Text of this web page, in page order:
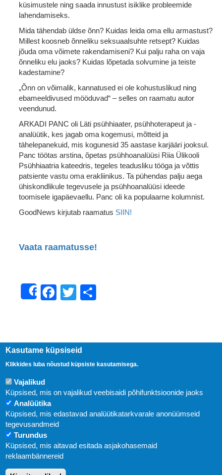
küsimustele ning saada innustust isiklike probleemide
lahendamiseks.
Mida tähendab üldse õnn? Kuidas leida oma ellu armastust?
Millest koosneb õnneliku seksuaalsuhte retsept? Kuidas
jõuda oma võimete rakendamiseni? Kui palju raha on vaja
õnneliku elu jaoks? Kuidas lõpetada solvumine ja teiste
kadestamine?
„Õnn on võimalik, kannatused ei ole kohustuslikud ning
ebameeldivused mööduvad“ – selles on raamatu autor
veendunud.
ARKADI PANC oli Läti psühhiaater, psühhoterapeut ja -
analüütik, kes jagab oma kogemusi, mõtteid ja
tähelepanekuid, mis kogunesid 35 aastase karjääri jooksul.
Panc töötas arstina, õpetas psühhoanalüüsi Riia Ülikooli
Psühhiaatria kateedris, tegeles teadusliku tööga ja võttis
patsiente vastu oma erakliinikus. Ta pühendas palju aega
ühiskondlikule tegevusele ja psühhoanalüüsi ideede
toomisele igapäevaellu. Panc oli ka populaarne kolumnist.
GoodNews kirjutab raamatus SIIN!
Vaata raamatusse!
ShareFacebook
Twitter
Uudised
KIRJASTUS PEGASUS OÜ © 2020
Paldiski mnt. 29 (A korpus VI korrus), Tallinn
Kasutame küpsiseid
Klikkides luba nõustud küpsiste kasutamisega.
Vajalikud
Küpsised, mis on vajalikud veebisaidi põhifunktsioonide jaoks
Analüütika
Küpsised, mis edastavad analüütikatarkvarale anonüümseid
tegevusandmeid
Turundus
Küpsised, mis aitavad esitada asjakohasemaid
reklaambännereid